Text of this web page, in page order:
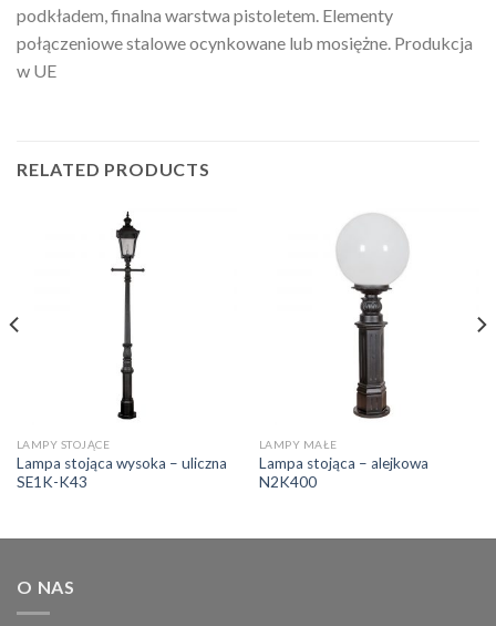
podkładem, finalna warstwa pistoletem. Elementy
połączeniowe stalowe ocynkowane lub mosiężne. Produkcja
w UE
RELATED PRODUCTS
LAMPY STOJĄCE
Lampa stojąca wysoka – uliczna
SE1K-K43
LAMPY MAŁE
Lampa stojąca – alejkowa
N2K400
O NAS